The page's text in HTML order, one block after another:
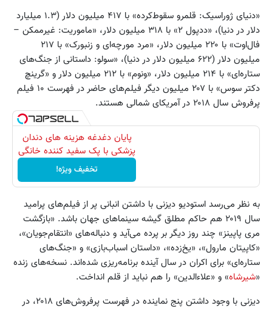
«دنیای ژوراسیک: قلمرو سقوط‌کرده» با ۴۱۷ میلیون دلار (۱.۳ میلیارد
دلار در دنیا)، «ددپول ۲» با ۳۱۸ میلیون دلار، «ماموریت: غیرممکن –
فال‌اوت» با ۲۲۰ میلیون دلار، «مرد مورچه‌ای و زنبورک» با ۲۱۷
میلیون دلار (۶۲۲ میلیون دلار در دنیا)، «سولو: داستانی از جنگ‌های
ستاره‌ای» با ۲۱۴ میلیون دلار، «ونوم» با ۲۱۲ میلیون دلار و «گرینچ
دکتر سوس» با ۲۰۷ میلیون دیگر فیلم‌های حاضر در فهرست ۱۰ فیلم
پرفروش سال ۲۰۱۸ در آمریکای شمالی هستند.
پایان دغدغه هزینه های دندان
پزشکی با پک سفید کننده خانگی
تخفیف ویژه!
به نظر می‌رسد استودیو دیزنی با داشتن انبانی پر از فیلم‌های پرامید
سال ۲۰۱۹ هم حاکم مطلق گیشه سینماهای جهان باشد. «بازگشت
مری پاپینز» چند روز دیگر بر پرده می‌آید و دنباله‌های «انتقام‌جویان»،
«کاپیتان مارول»، «یخ‌زده»، «داستان اسباب‌بازی» و «جنگ‌های
ستاره‌ای» برای اکران در سال آینده برنامه‌ریزی شده‌اند. نسخه‌های زنده
«شیرشاه» و «علاءالدین» را هم نباید از قلم انداخت.
دیزنی با وجود داشتن پنج نماینده در فهرست پرفروش‌های ۲۰۱۸، در